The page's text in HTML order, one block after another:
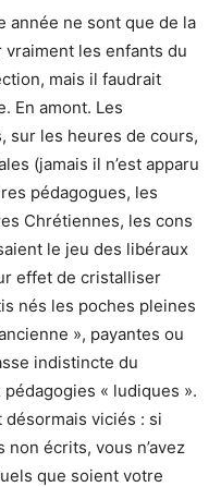
année ne sont que de la
les enfants du
mais il faudrait
En amont. Les
sur les heures de cours,
(jamais il n’est apparu
pédagogues, les
Chrétiennes, les cons
le jeu des libéraux
effet de cristalliser
nés les poches pleines
», payantes ou
indistincte du
« ludiques ».
viciés : si
écrits, vous n’avez
que soient votre